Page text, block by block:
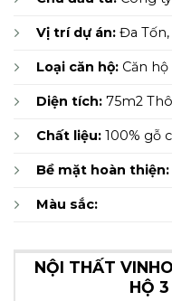
Vị trí dự án: Đa Tốn,
Loại căn hộ: Căn
Diện tích: 75m2
Chất liệu: 100% gỗ
Bề mặt hoàn thiện:
Màu sắc:
NỘI THẤT
HỘ